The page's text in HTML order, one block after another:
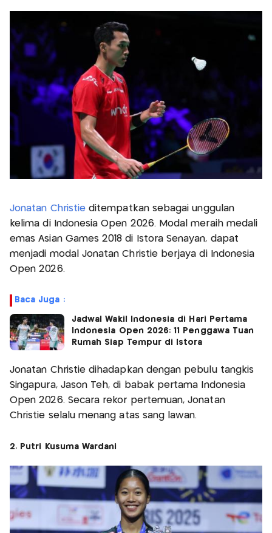
Jonatan Christieditempatkan sebagai unggulan
kelima di Indonesia Open 2026. Modal meraih medali
emas Asian Games 2018 di Istora Senayan, dapat
menjadi modal Jonatan Christie berjaya di Indonesia
Open 2026.
Baca Juga :
Jadwal Wakil Indonesia di Hari Pertama
Indonesia Open 2026: 11 Penggawa Tuan
Rumah Siap Tempur di Istora
Jonatan Christie dihadapkan dengan pebulu tangkis
Singapura, Jason Teh, di babak pertama Indonesia
Open 2026. Secara rekor pertemuan, Jonatan
Christie selalu menang atas sang lawan.
2. Putri Kusuma Wardani